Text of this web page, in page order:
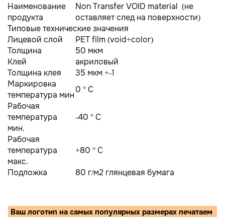
Наименование
продукта
Non Transfer VOID material (не
оставляет след на поверхности)
Типовые технические значения
Лицевой слой
PET film (void+color)
Толщина
50 мкм
Клей
акриловый
Толщина клея
35 мкм +-1
Маркировка
температура мин
0 ° C
Рабочая
температура
мин.
-40 ° С
Рабочая
температура
макс.
+80 ° C
Подложка 80 г/м2 глянцевая бумага
Ваш логотип на самых популярных размерах печатаем